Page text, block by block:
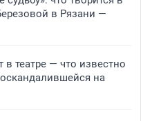
в Рязани —
в театре — что известно
на